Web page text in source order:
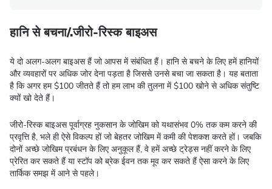
हानि से बचना/.जीरो-रिस्क बाइअस
ये दो अलग-अलग बाइअस हैं जो आपस में संबंधित हैं। हानि से बचने के लिए हमें हानियों
और व्यवहारों पर अधिक जोर देना पड़ता है जिससे उनसे बचा जा सकता है। यह बताता
है कि अगर हम $100 जीतते हैं तो हम लाभ की तुलना में $100 खोने से अधिक संतुष्टि
क्यों खो देते हैं।
जीरो-रिस्क बाइअस पूर्वाग्रह नुकसान के जोखिम को यथासंभव 0% तक कम करने की
प्रवृत्ति है, भले ही ऐसे विकल्प हों जो बेहतर जोखिम में कमी की पेशकश करते हों। जबकि
दोनों अच्छे जोखिम प्रबंधन के लिए अनुकूल हैं, वे हमें अच्छे ट्रेड्स नहीं करने के लिए
प्रेरित कर सकते हैं या स्टॉप को ब्रेक ईवन तक मूव कर सकते हैं ऐसा करने के लिए
तार्किक समझ में आने से पहले।